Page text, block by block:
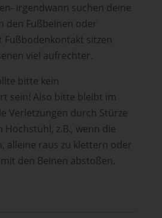
irgendwann suchen deine
den Fußbeinen oder
sitzen
viel aufrechter.
bitte kein
sein! Also bitte bleibt im
Verletzungen durch Stürze
z.B., wenn die
alleine raus zu klettern oder
den Beinen abstoßen.